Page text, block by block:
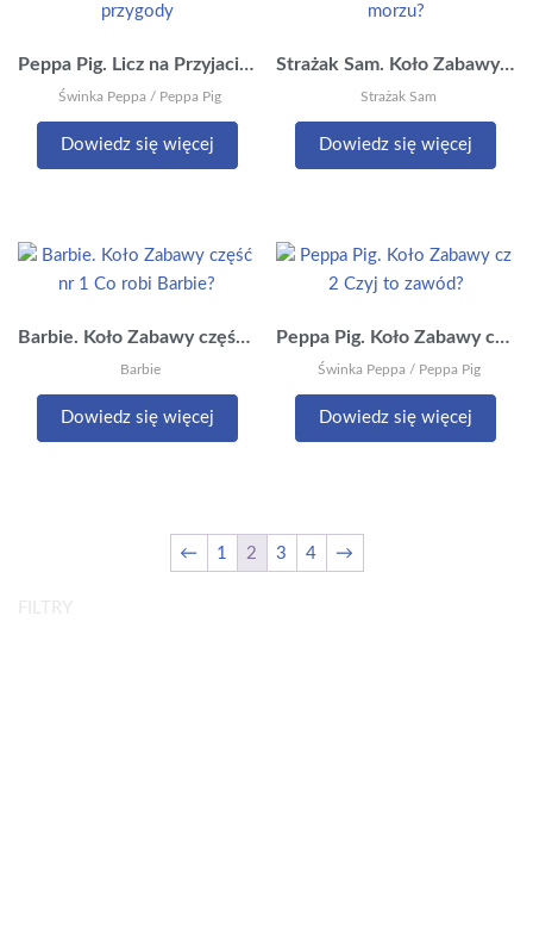
Peppa Pig. Licz na Przyjaciół cz. 2 Owocowe przygody
Świnka Peppa / Peppa Pig
Dowiedz się więcej
Strażak Sam. Koło Zabawy część nr 1 Na lądzie czy na morzu?
Strażak Sam
Dowiedz się więcej
Barbie. Koło Zabawy część nr 1 Co robi Barbie?
Barbie
Dowiedz się więcej
Peppa Pig. Koło Zabawy cz 2 Czyj to zawód?
Świnka Peppa / Peppa Pig
Dowiedz się więcej
← 1 2 3 4 →